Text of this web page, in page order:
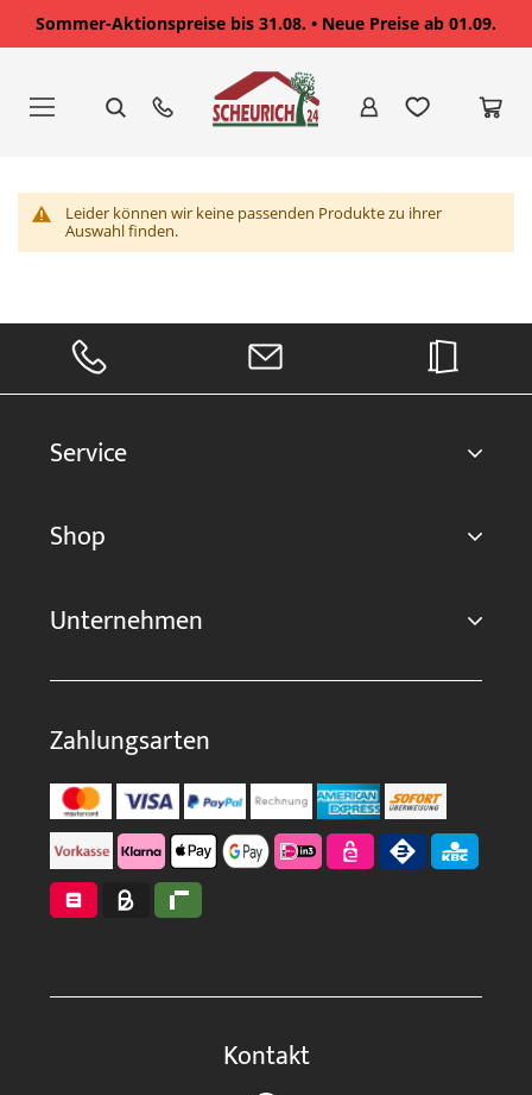
Sommer-Aktionspreise bis 31.08. • Neue Preise ab 01.09.
springen
Leider können wir keine passenden Produkte zu ihrer
Auswahl finden.
Service
Shop
Unternehmen
Zahlungsarten
Kontakt